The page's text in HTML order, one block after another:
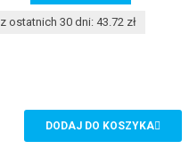
ostatnich 30 dni: 43.72 zł
DODAJ DO KOSZYKA